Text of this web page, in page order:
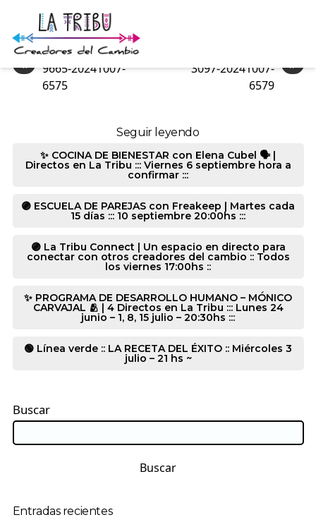
3097-20241007-2076
«
9665-20241007-
6575
»
3097-20241007-
6579
Seguir leyendo
✨ COCINA DE BIENESTAR con Elena Cubel 🗣️ |
Directos en La Tribu ::: Viernes 6 septiembre hora a
confirmar :::
🟣 ESCUELA DE PAREJAS con Freakeep | Martes cada
15 días ::: 10 septiembre 20:00hs :::
🟣 La Tribu Connect | Un espacio en directo para
conectar con otros creadores del cambio :: Todos
los viernes 17:00hs ::
✨ PROGRAMA DE DESARROLLO HUMANO – MÓNICO
CARVAJAL 🫂 | 4 Directos en La Tribu ::: Lunes 24
junio – 1, 8, 15 julio – 20:30hs :::
🟢 Línea verde :: LA RECETA DEL ÉXITO :: Miércoles 3
julio – 21 hs ~
Buscar
Buscar
Entradas recientes